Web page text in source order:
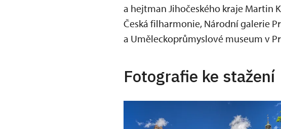
a hejtman Jihočeského kraje Martin
Česká filharmonie, Národní galerie
a Uměleckoprůmyslové museum v
Fotografie ke stažení